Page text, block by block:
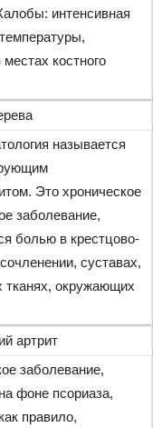
интенсивная
костного
называется
Это хроническое
заболевание,
болью в крестцово-
суставах,
тканях, окружающих
артрит
заболевание,
фоне псориаза,
правило,